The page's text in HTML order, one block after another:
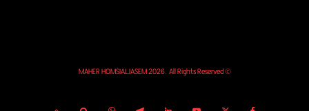
© MAHER HOMSIALJASEM 2026. All Rights Reserved